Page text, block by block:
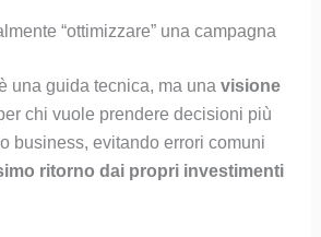
“ottimizzare” una campagna
una guida tecnica, ma una visione
chi vuole prendere decisioni più
business, evitando errori comuni
ritorno dai propri investimenti